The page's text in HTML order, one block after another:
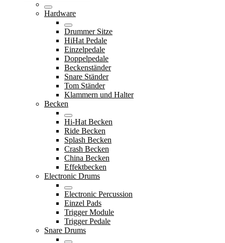
Hardware
Drummer Sitze
HiHat Pedale
Einzelpedale
Doppelpedale
Beckenständer
Snare Ständer
Tom Ständer
Klammern und Halter
Becken
Hi-Hat Becken
Ride Becken
Splash Becken
Crash Becken
China Becken
Effektbecken
Electronic Drums
Electronic Percussion
Einzel Pads
Trigger Module
Trigger Pedale
Snare Drums